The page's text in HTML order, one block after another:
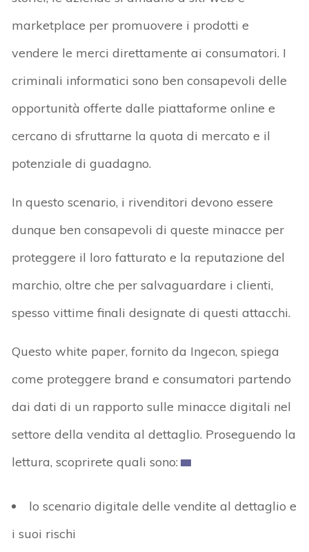
marketplace per promuovere i prodotti e
vendere le merci direttamente ai consumatori. I
criminali informatici sono ben consapevoli delle
opportunità offerte dalle piattaforme online e
cercano di sfruttarne la quota di mercato e il
potenziale di guadagno.
In questo scenario, i rivenditori devono essere
dunque ben consapevoli di queste minacce per
proteggere il loro fatturato e la reputazione del
marchio, oltre che per salvaguardare i clienti,
spesso vittime finali designate di questi attacchi.
Questo white paper, fornito da Ingecon, spiega
come proteggere brand e consumatori partendo
dai dati di un rapporto sulle minacce digitali nel
settore della vendita al dettaglio. Proseguendo la
lettura, scoprirete quali sono:
lo scenario digitale delle vendite al dettaglio e
i suoi rischi